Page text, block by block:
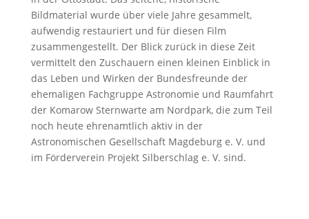
Bildmaterial wurde über viele Jahre gesammelt,
aufwendig restauriert und für diesen Film
zusammengestellt. Der Blick zurück in diese Zeit
vermittelt den Zuschauern einen kleinen Einblick in
das Leben und Wirken der Bundesfreunde der
ehemaligen Fachgruppe Astronomie und Raumfahrt
der Komarow Sternwarte am Nordpark, die zum Teil
noch heute ehrenamtlich aktiv in der
Astronomischen Gesellschaft Magdeburg e. V. und
im Förderverein Projekt Silberschlag e. V. sind.